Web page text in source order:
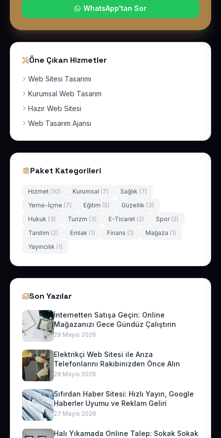
WhatsApp'tan Sor
Öne Çıkan Hizmetler
Web Sitesi Tasarımı
Kurumsal Web Tasarım
Hazır Web Sitesi
Web Tasarım Ajansı
Paket Kategorileri
Hizmet (10) Kurumsal (7) Sağlık (7)
Yeme-İçme (7) Eğitim (5) Güzellik (3)
Hukuk (3) Turizm (3) E-Ticaret (2) Spor (2)
Tanıtım (2) Emlak (1) Finans (1) Mağaza (1)
Yayıncılık (1)
Son Yazılar
İnternetten Satışa Geçin: Online
Mağazanızı Gece Gündüz Çalıştırın
29 Mayıs 2026
Elektrikçi Web Sitesi ile Arıza
Telefonlarını Rakibinizden Önce Alın
28 Mayıs 2026
Sıfırdan Haber Sitesi: Hızlı Yayın, Google
Haberler Uyumu ve Reklam Geliri
27 Mayıs 2026
Halı Yıkamada Online Talep: Sokak Sokak